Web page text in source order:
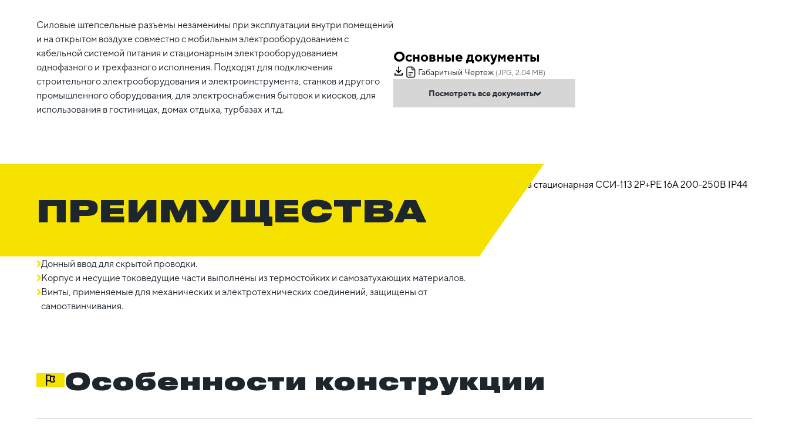
Силовые штепсельные разъемы незаменимы при эксплуатации внутри помещений
и на открытом воздухе совместно с мобильным электрооборудованием с
кабельной системой питания и стационарным электрооборудованием
однофазного и трехфазного исполнения. Подходят для подключения
строительного электрооборудования и электроинструмента, станков и другого
промышленного оборудования, для электроснабжения бытовок и киосков, для
использования в гостиницах, домах отдыха, турбазах и т.д.
Основные документы
Габаритный Чертеж (JPG, 2.04 MB)
Посмотреть все документы
ПРЕИМУЩЕСТВА
Донный ввод для скрытой проводки.
Корпус и несущие токоведущие части выполнены из термостойких и самозатухающих материалов.
Винты, применяемые для механических и электротехнических соединений, защищены от
самоотвинчивания.
Особенности конструкции